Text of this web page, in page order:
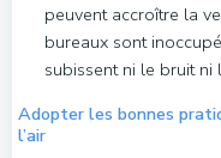
peuvent accroître la
bureaux sont
subissent ni le bruit ni
Adopter les bonnes
l’air